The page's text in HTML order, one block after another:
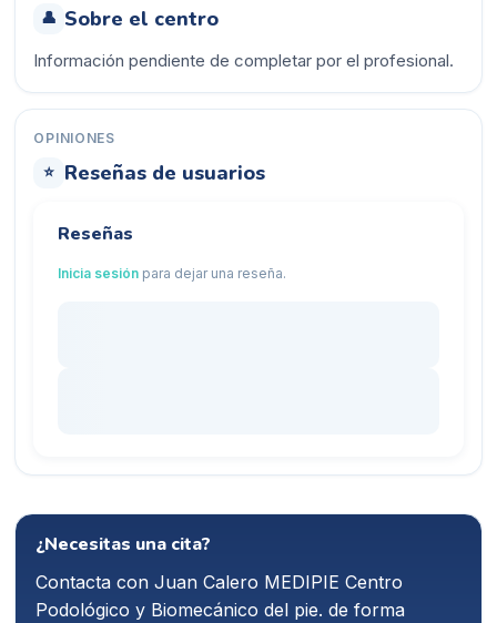
👤 Sobre el centro
Información pendiente de completar por el profesional.
OPINIONES
⭐ Reseñas de usuarios
Reseñas
Inicia sesión para dejar una reseña.
¿Necesitas una cita?
Contacta conJuan Calero MEDIPIE Centro
Podológico y Biomecánico del pie. de forma